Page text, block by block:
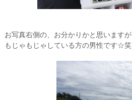
お写真右側の、お分かりかと思いますが
もじゃもじゃしている方の男性です☆笑